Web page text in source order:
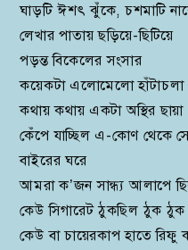
ঘাড়টি ঈশৎ ঝুঁকে, চশমাটি
লেখার পাতায় ছড়িয়ে-ছিটিয়ে
পড়ন্ত বিকেলের সংসার
কয়েকটা এলোমেলো হাঁটাচলা
কথায় কথায় একটা অস্থির ছায়া
কেঁপে যাচ্ছিল এ-কোণ থেকে
বাইরের ঘরে
আমরা ক’জন সান্ধ্য আলাপে
কেউ সিগারেট ঠুকছিল ঠুক ঠুক
কেউ বা চায়েরকাপ হাতে রিফু